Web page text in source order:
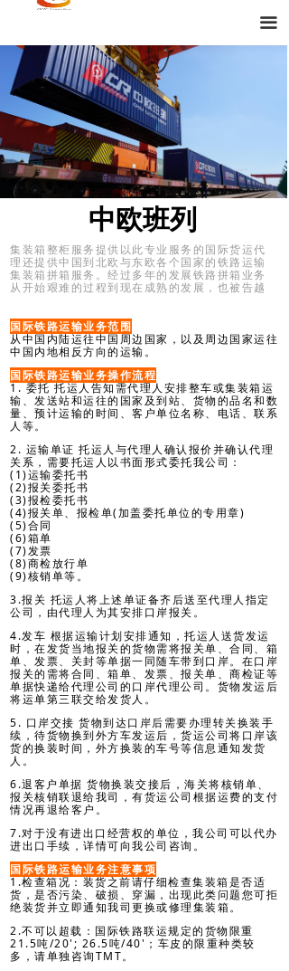
끀
中欧班列
集装箱整柜服务提供以此专业服务的国际货运代
理还提供中国到北欧与东欧各个国家的铁路运输
集装箱拼箱服务。经过多年的发展铁路拼箱业务
从开始艰难的过程到现在成熟的发展，也被告越
国际铁路运输业务范围
从中国内陆运往中国周边国家，以及周边国家运往
中国内地相反方向的运输。
国际铁路运输业务操作流程
1. 委托 托运人告知需代理人安排整车或集装箱运
输、发送站和运往的国家及到站、货物的品名和数
量、预计运输的时间、客户单位名称、电话、联系
人等。
2. 运输单证 托运人与代理人确认报价并确认代理
关系，需要托运人以书面形式委托我公司：
(1)运输委托书
(2)报关委托书
(3)报检委托书
(4)报关单、报检单(加盖委托单位的专用章)
(5)合同
(6)箱单
(7)发票
(8)商检放行单
(9)核销单等。
3.报关 托运人将上述单证备齐后送至代理人指定
公司，由代理人为其安排口岸报关。
4.发车 根据运输计划安排通知，托运人送货发运
时，在发货当地报关的货物需将报关单、合同、箱
单、发票、关封等单据一同随车带到口岸。在口岸
报关的需将合同、箱单、发票、报关单、商检证等
单据快递给代理公司的口岸代理公司。货物发运后
将运单第三联交给发货人。
5. 口岸交接 货物到达口岸后需要办理转关换装手
续，待货物换到外方车发运后，货运公司将口岸该
货的换装时间，外方换装的车号等信息通知发货
人。
6.退客户单据 货物换装交接后，海关将核销单、
报关核销联退给我司，有货运公司根据运费的支付
情况再退给客户。
7.对于没有进出口经营权的单位，我公司可以代办
进出口手续，详情可向我公司咨询。
国际铁路运输业务注意事项
1.检查箱况：装货之前请仔细检查集装箱是否适
货，是否污染、破损、穿漏，出现此类问题您可拒
绝装货并立即通知我司更换或修理集装箱。
2.不可以超载：国际铁路联运规定的货物限重
21.5吨/20'; 26.5吨/40'；车皮的限重种类较
多，请单独咨询TMT。